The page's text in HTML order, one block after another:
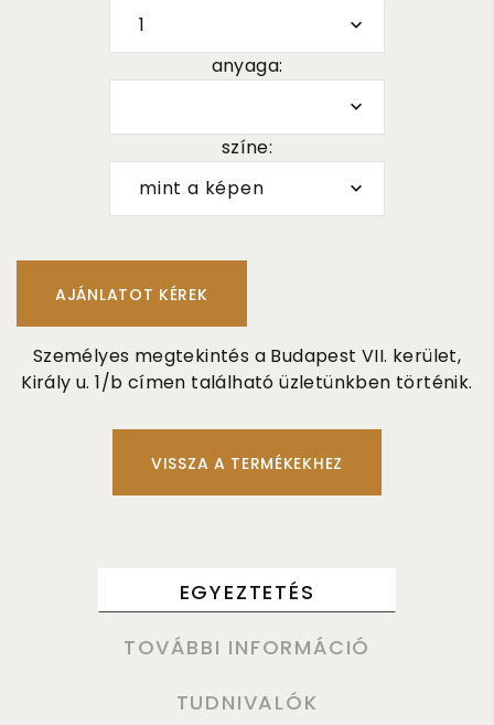
1
anyaga:
színe:
mint a képen
Személyes megtekintés a Budapest VII. kerület,
Király u. 1/b címen található üzletünkben történik.
VISSZA A TERMÉKEKHEZ
EGYEZTETÉS
TOVÁBBI INFORMÁCIÓ
TUDNIVALÓK